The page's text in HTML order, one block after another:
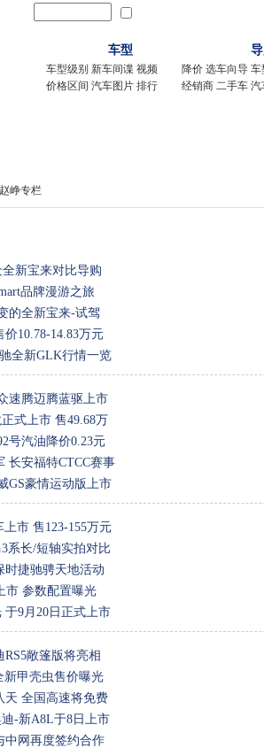
车型
车型级别 新车间谍 视频
价格区间 汽车图片 排行
降价 选车向导 车
经销商 二手车 汽
峥专栏
新宝来对比导购
品牌漫游之旅
的全新宝来-试驾
10.78-14.83万元
全新GLK行情一览
速腾迈腾蓝驱上市
式上市 售49.68万
号汽油降价0.23元
长安福特CTCC赛事
GS豪情运动版上市
市 售123-155万元
系长/短轴实拍对比
时捷驰骋天地活动
市 参数配置曝光
9月20日正式上市
敞篷版将亮相
新甲壳虫售价曝光
天 全国高速将免费
-新A8L于8日上市
中网再度签约合作